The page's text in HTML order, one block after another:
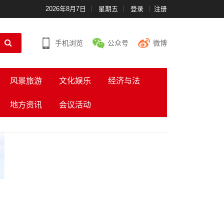
2026年8月7日 星期五 登录 注册
手机浏览 公众号 微博
风景旅游 文化娱乐 经济与法
地方资讯 会议活动